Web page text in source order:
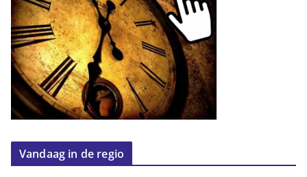
Vandaag in de regio